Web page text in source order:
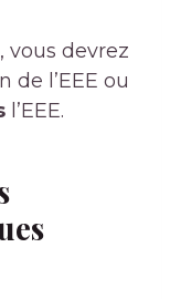
vous devrez
de l’EEE ou
l’EEE.